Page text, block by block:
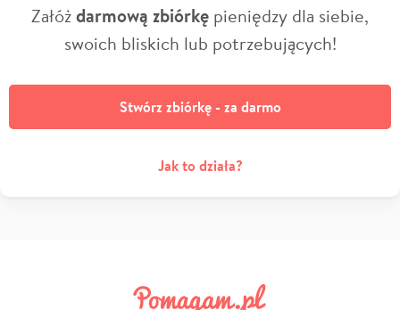
Załóżdarmową zbiórkę pieniędzy dla siebie,
swoich bliskich lub potrzebujących!
Stwórz zbiórkę - za darmo
Jak to działa?